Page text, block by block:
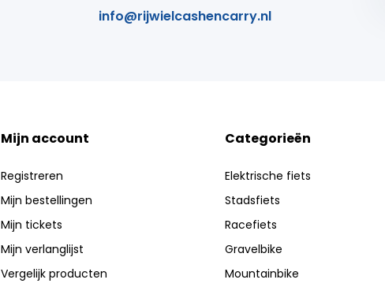
info@rijwielcashencarry.nl
Mijn account
Registreren
Mijn bestellingen
Mijn tickets
Mijn verlanglijst
Vergelijk producten
Categorieën
Elektrische fiets
Stadsfiets
Racefiets
Gravelbike
Mountainbike